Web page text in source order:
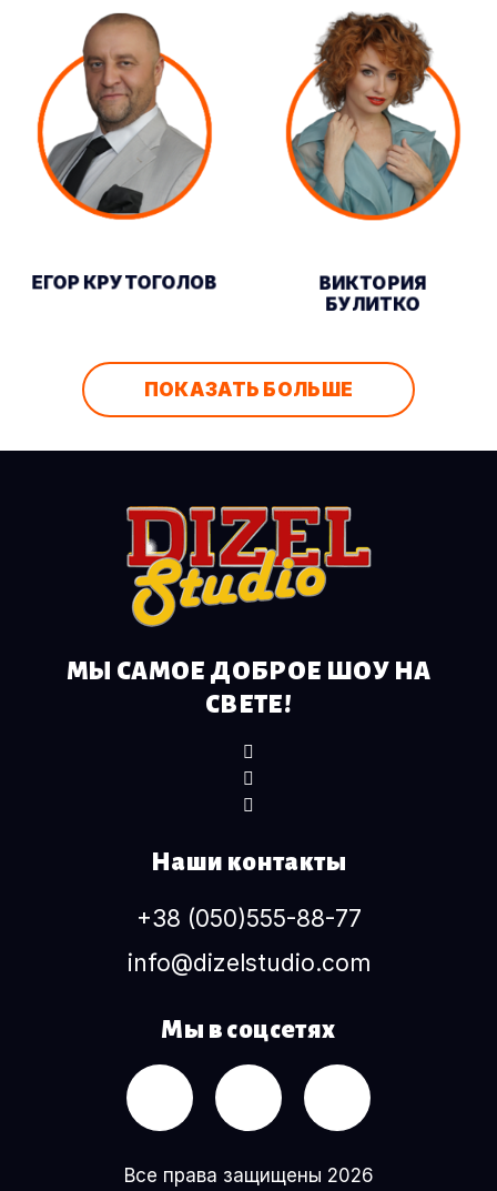
ЕГОР КРУТОГОЛОВ
ВИКТОРИЯ
БУЛИТКО
ПОКАЗАТЬ БОЛЬШЕ
МЫ САМОЕ ДОБРОЕ ШОУ НА
СВЕТЕ!
Наши контакты
+38 (050)555-88-77
info@dizelstudio.com
Мы в соцсетях
Все права защищены 2026